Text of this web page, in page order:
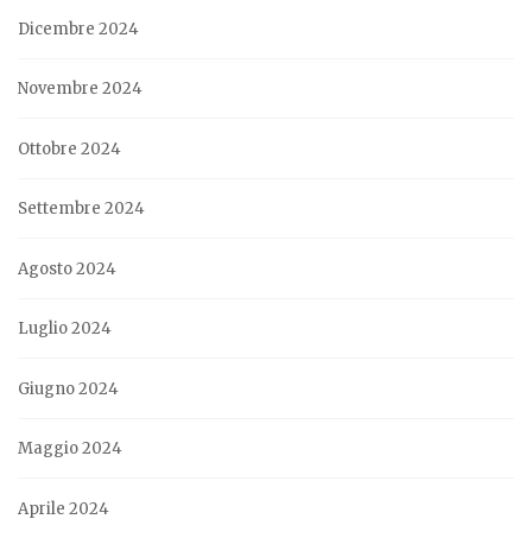
Dicembre 2024
Novembre 2024
Ottobre 2024
Settembre 2024
Agosto 2024
Luglio 2024
Giugno 2024
Maggio 2024
Aprile 2024